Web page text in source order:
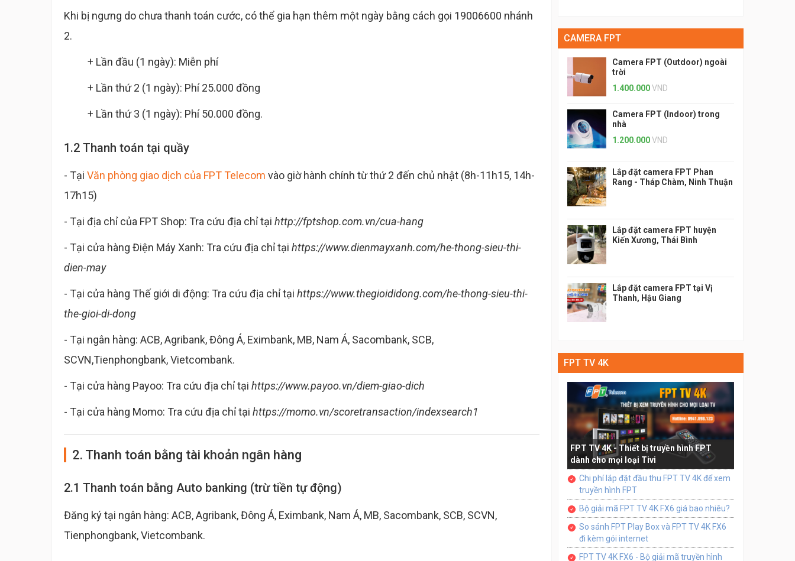
Khi bị ngưng do chưa thanh toán cước, có thể gia hạn thêm một ngày bằng cách gọi 19006600 nhánh
2.
+ Lần đầu (1 ngày): Miễn phí
+ Lần thứ 2 (1 ngày): Phí 25.000 đồng
+ Lần thứ 3 (1 ngày): Phí 50.000 đồng.
1.2 Thanh toán tại quầy
- Tại Văn phòng giao dịch của FPT Telecom vào giờ hành chính từ thứ 2 đến chủ nhật (8h-11h15, 14h-
17h15)
- Tại địa chỉ của FPT Shop: Tra cứu địa chỉ tại http://fptshop.com.vn/cua-hang
- Tại cửa hàng Điện Máy Xanh: Tra cứu địa chỉ tại https://www.dienmayxanh.com/he-thong-sieu-thi-
dien-may
- Tại cửa hàng Thế giới di động: Tra cứu địa chỉ tại https://www.thegioididong.com/he-thong-sieu-thi-
the-gioi-di-dong
- Tại ngân hàng: ACB, Agribank, Đông Á, Eximbank, MB, Nam Á, Sacombank, SCB,
SCVN,Tienphongbank, Vietcombank.
- Tại cửa hàng Payoo: Tra cứu địa chỉ tại https://www.payoo.vn/diem-giao-dich
- Tại cửa hàng Momo: Tra cứu địa chỉ tại https://momo.vn/scoretransaction/indexsearch1
2. Thanh toán bằng tài khoản ngân hàng
2.1 Thanh toán bằng Auto banking (trừ tiền tự động)
Đăng ký tại ngân hàng: ACB, Agribank, Đông Á, Eximbank, Nam Á, MB, Sacombank, SCB, SCVN,
Tienphongbank, Vietcombank.
CAMERA FPT
Camera FPT (Outdoor) ngoài
trời
1.400.000VND
Camera FPT (Indoor) trong
nhà
1.200.000VND
Lắp đặt camera FPT Phan
Rang - Tháp Chàm, Ninh Thuận
Lắp đặt camera FPT huyện
Kiến Xương, Thái Bình
Lắp đặt camera FPT tại Vị
Thanh, Hậu Giang
FPT TV 4K
FPT TV 4K - Thiết bị truyền hình FPT
dành cho mọi loại Tivi
Chi phí lắp đặt đầu thu FPT TV 4K để xem
truyền hình FPT
Bộ giải mã FPT TV 4K FX6 giá bao nhiêu?
So sánh FPT Play Box và FPT TV 4K FX6
đi kèm gói internet
FPT TV 4K FX6 - Bộ giải mã truyền hình